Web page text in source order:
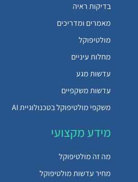
בדיקות ראיה
מאמרים ומדריכים
מולטיפוקל
מחלות עיניים
עדשות מגע
עדשות משקפיים
משקפי מולטיפוקל בטכנולוגיית AI
מידע מקצועי
מה זה מולטיפוקל
מחיר עדשות מולטיפוקל